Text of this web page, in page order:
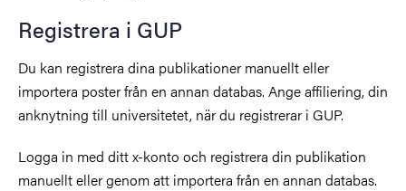
Registrera i GUP
Du kan registrera dina publikationer manuellt eller
importera poster från en annan databas. Ange affiliering, din
anknytning till universitetet, när du registrerar i GUP.
Logga in med ditt x-konto och registrera din publikation
manuellt eller genom att importera från en annan databas.